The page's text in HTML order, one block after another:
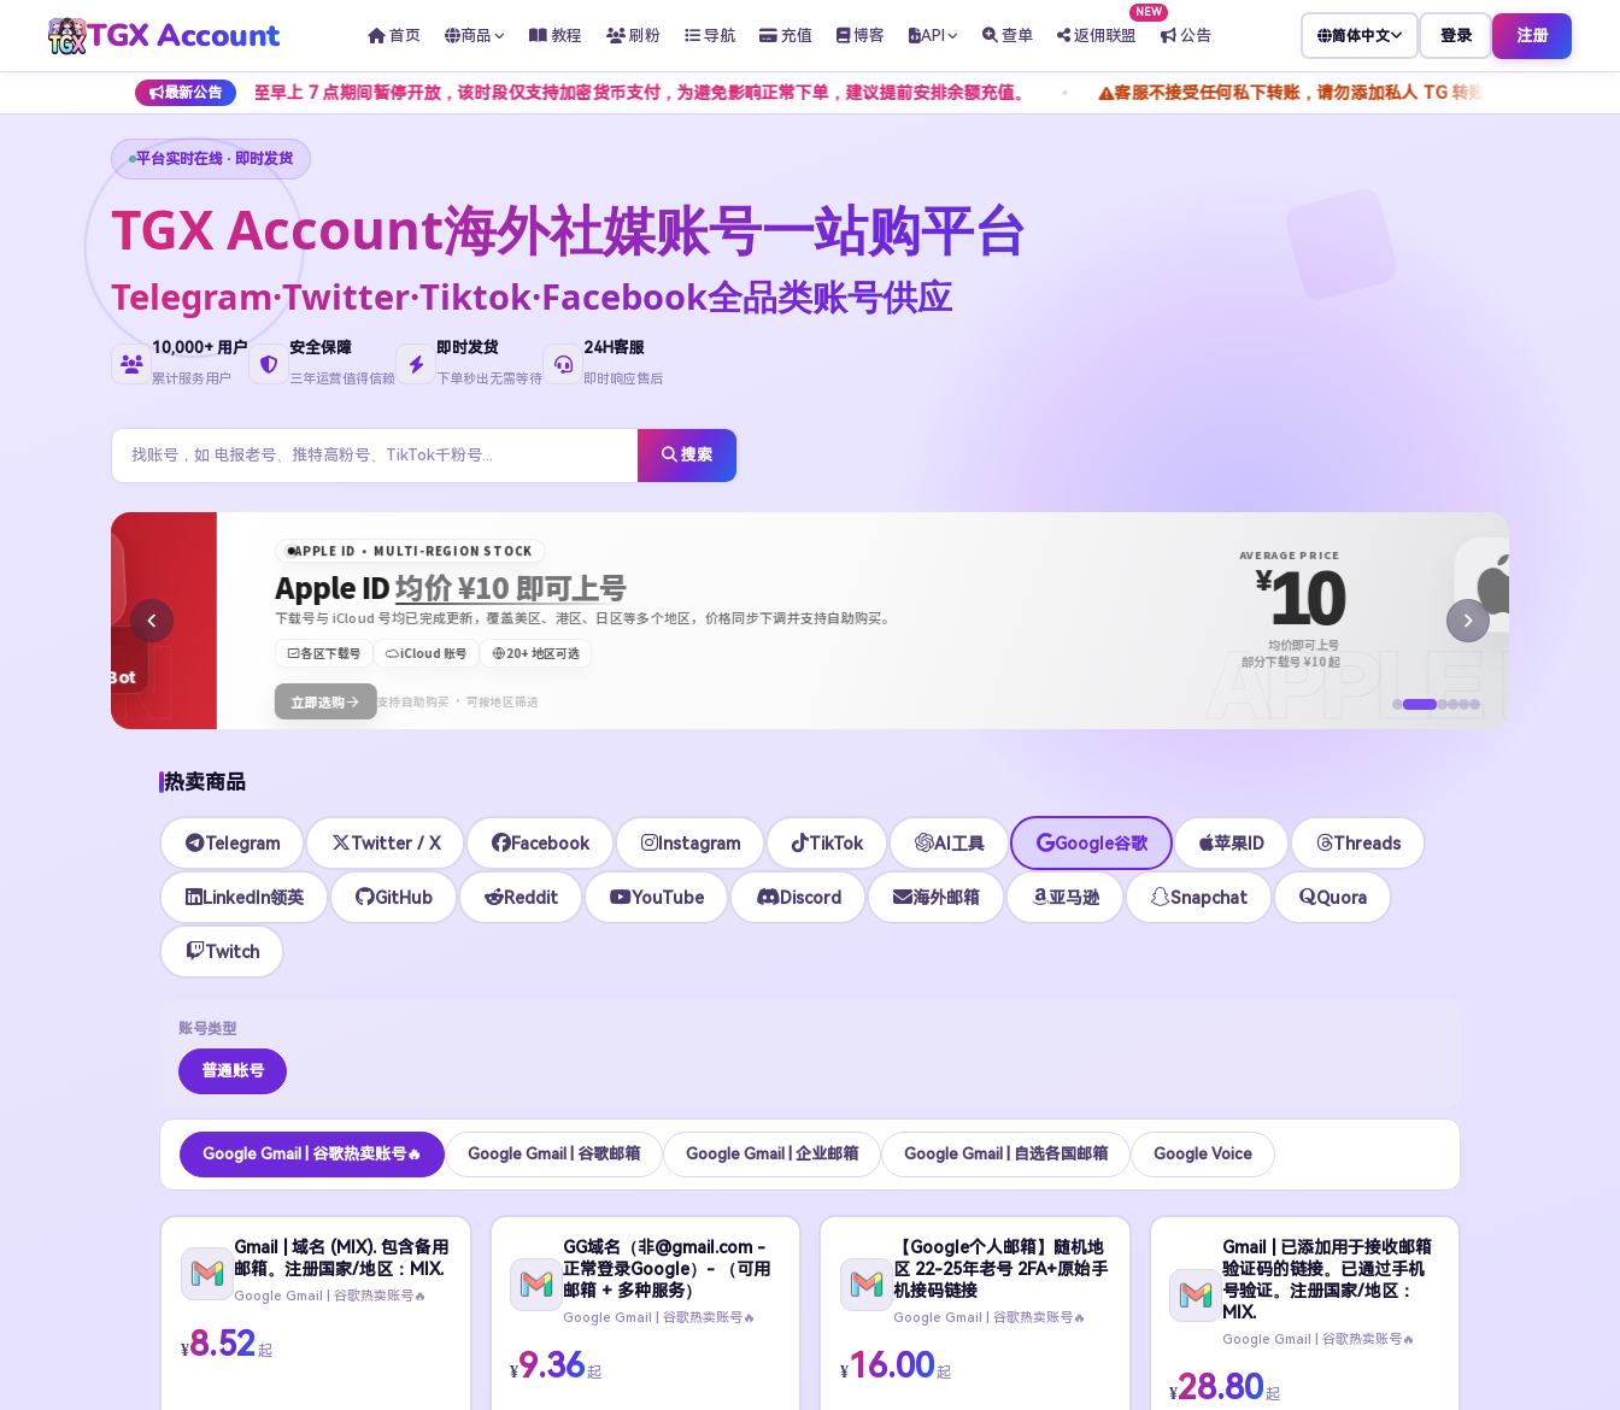
TGX Account 首页 商品 教程 刷粉 导航 充值 博客 API 查单 返佣联盟
NEW
公告 简体中文 登录 注册
最新公告
在每日凌晨 1 点至早上 7 点期间暂停开放，该时段仅支持加密货币支付，为避免影响正常下单，建议提前安排余额充值。 客服不接受任何私下转账，请勿添加私人 TG 转账付款，谨防骗子冒充客服，所
平台实时在线 · 即时发货
TGX Account海外社媒账号一站购平台
Telegram·Twitter·Tiktok·Facebook全品类账号供应
10,000+ 用户
累计服务用户
安全保障
三年运营值得信赖
即时发货
下单秒出无需等待
24H客服
即时响应售后
搜索
APPLE ID · MULTI-REGION STOCK
Apple ID均价 ¥10 即可上号
下载号与 iCloud 号均已完成更新，覆盖美区、港区、日区等多个地区，价格同步下调并支持自助购买。
iCloud 账号 20+ 地区可选
支持自助购买 · 可按地区筛选 APPLE ID
STOCK
热卖商品
Telegram Twitter / X Facebook Instagram TikTok AI工具 Google谷歌 苹果ID Threads
LinkedIn领英 GitHub Reddit YouTube Discord 海外邮箱 亚马逊 Snapchat Quora
Twitch
账号类型
普通账号
Google Gmail | 谷歌热卖账号🔥 Google Gmail | 谷歌邮箱 Google Gmail | 企业邮箱 Google Gmail | 自选各国邮箱 Google Voice
Gmail | 域名 (MIX). 包含备用
邮箱。注册国家/地区：MIX.
Google Gmail | 谷歌热卖账号🔥
¥8.52起
GG域名（非@gmail.com -
正常登录Google）- （可用
邮箱 + 多种服务）
Google Gmail | 谷歌热卖账号🔥
¥9.36起
【Google个人邮箱】随机地
区 22-25年老号 2FA+原始手
机接码链接
Google Gmail | 谷歌热卖账号🔥
¥16.00起
Gmail | 已添加用于接收邮箱
验证码的链接。已通过手机
号验证。注册国家/地区：
MIX.
Google Gmail | 谷歌热卖账号🔥
¥28.80起